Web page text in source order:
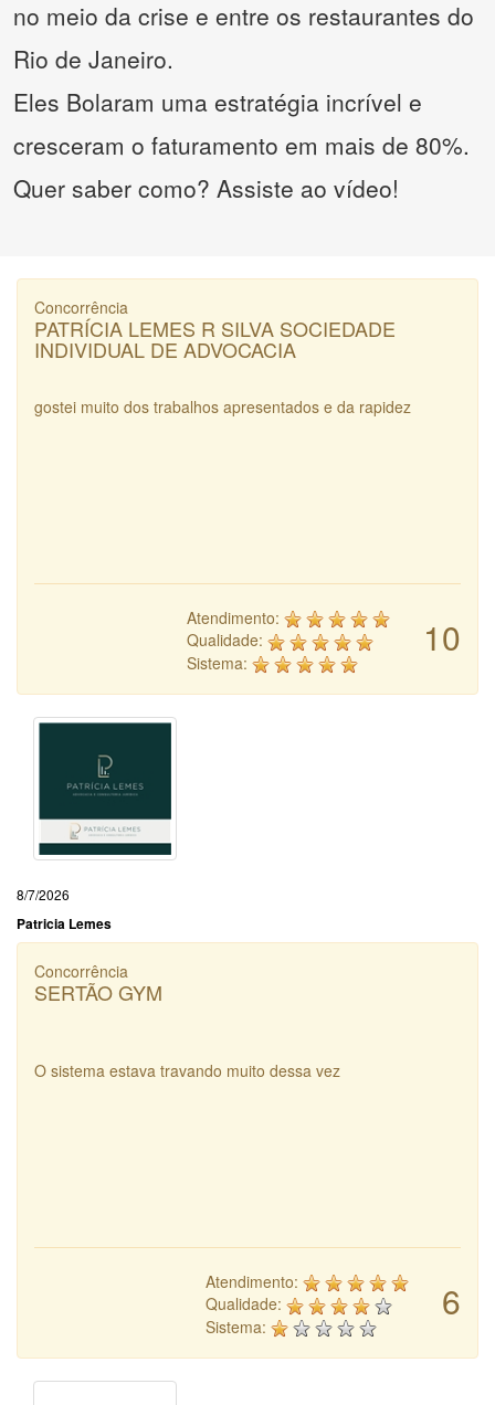
no meio da crise e entre os restaurantes do
Rio de Janeiro.
Eles Bolaram uma estratégia incrível e
cresceram o faturamento em mais de 80%.
Quer saber como? Assiste ao vídeo!
Concorrência
PATRÍCIA LEMES R SILVA SOCIEDADE
INDIVIDUAL DE ADVOCACIA
gostei muito dos trabalhos apresentados e da rapidez
10
Atendimento:
Qualidade:
Sistema:
8/7/2026
Patricia Lemes
Concorrência
SERTÃO GYM
O sistema estava travando muito dessa vez
6
Atendimento:
Qualidade:
Sistema: